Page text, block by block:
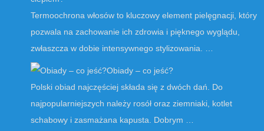
Termoochrona włosów to kluczowy element pielęgnacji, który
pozwala na zachowanie ich zdrowia i pięknego wyglądu,
zwłaszcza w dobie intensywnego stylizowania. …
Obiady – co jeść?
Polski obiad najczęściej składa się z dwóch dań. Do
najpopularniejszych należy rosół oraz ziemniaki, kotlet
schabowy i zasmażana kapusta. Dobrym …